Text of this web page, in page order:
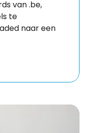
van .be,
te
naar een